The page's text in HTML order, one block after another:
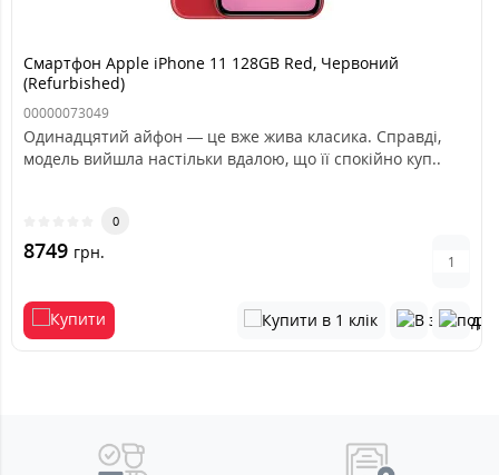
Смартфон Apple iPhone 11 128GB Red, Червоний
(Refurbished)
00000073049
Одинадцятий айфон — це вже жива класика. Справді,
модель вийшла настільки вдалою, що її спокійно куп..
0
8749 грн.